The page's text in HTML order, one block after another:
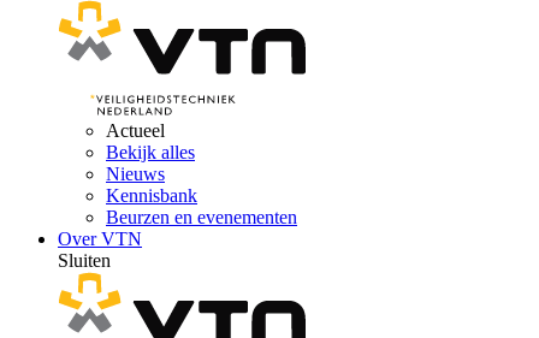
Actueel
Bekijk alles
Nieuws
Kennisbank
Beurzen en evenementen
Over VTN
Sluiten